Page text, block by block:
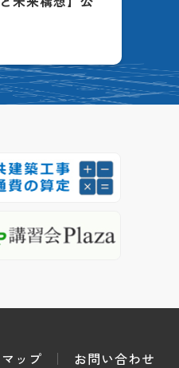
ップ お問い合わせ